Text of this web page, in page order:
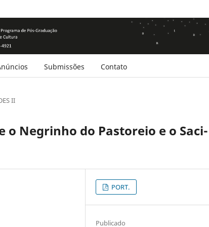
Submissões Contato
II
Negrinho do Pastoreio e o Saci-
PORT.
Publicado